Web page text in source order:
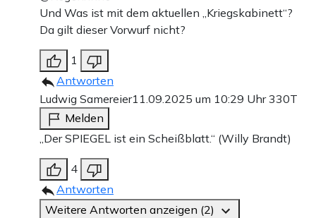
Und Was ist mit dem aktuellen „Kriegskabinett“?
Da gilt dieser Vorwurf nicht?
1
Antworten
Ludwig Samereier11.09.2025 um 10:29 Uhr330T
Melden
„Der SPIEGEL ist ein Scheißblatt.“ (Willy Brandt)
4
Antworten
Weitere Antworten anzeigen (2)